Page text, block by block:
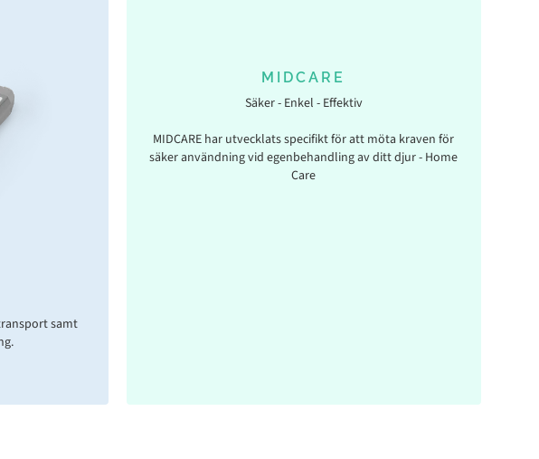
samt
MIDCARE
Säker - Enkel - Effektiv
MIDCARE har utvecklats specifikt för att möta kraven för
säker användning vid egenbehandling av ditt djur - Home
Care